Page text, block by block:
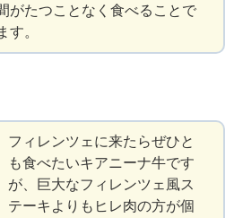
がたつことなく食べることで
す。
フィレンツェに来たらぜひと
も食べたいキアニーナ牛です
が、巨大なフィレンツェ風ス
テーキよりもヒレ肉の方が個